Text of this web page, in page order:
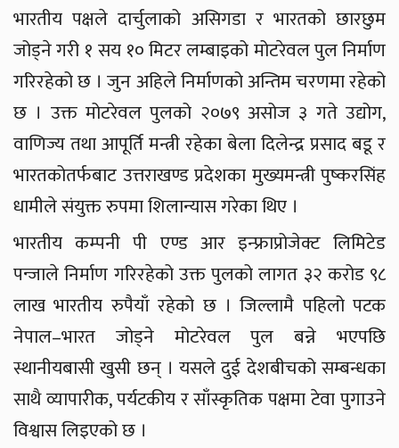
भारतीय पक्षले दार्चुलाको असिगडा र भारतको छारछुम
जोड्ने गरी १ सय १० मिटर लम्बाइको मोटरेवल पुल निर्माण
गरिरहेको छ । जुन अहिले निर्माणको अन्तिम चरणमा रहेको
छ । उक्त मोटरेवल पुलको २०७९ असोज ३ गते उद्योग,
वाणिज्य तथा आपूर्ति मन्त्री रहेका बेला दिलेन्द्र प्रसाद बडू र
भारतकोतर्फबाट उत्तराखण्ड प्रदेशका मुख्यमन्त्री पुष्करसिंह
धामीले संयुक्त रुपमा शिलान्यास गरेका थिए ।
भारतीय कम्पनी पी एण्ड आर इन्फ्राप्रोजेक्ट लिमिटेड
पन्जाले निर्माण गरिरहेको उक्त पुलको लागत ३२ करोड ९८
लाख भारतीय रुपैयाँ रहेको छ । जिल्लामै पहिलो पटक
नेपाल–भारत जोड्ने मोटरेवल पुल बन्ने भएपछि
स्थानीयबासी खुसी छन् । यसले दुई देशबीचको सम्बन्धका
साथै व्यापारीक, पर्यटकीय र साँस्कृतिक पक्षमा टेवा पुगाउने
विश्वास लिइएको छ ।